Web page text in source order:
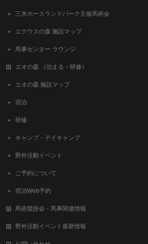
三木ホースランドパーク主催馬術会
エクウスの森 施設マップ
馬事センター ラウンジ
エオの森 （泊まる・研修）
エオの森 施設マップ
宿泊
研修
キャンプ・デイキャンプ
野外活動イベント
ご予約について
宿泊Web予約
馬術競技会・馬事関連情報
野外活動イベント最新情報